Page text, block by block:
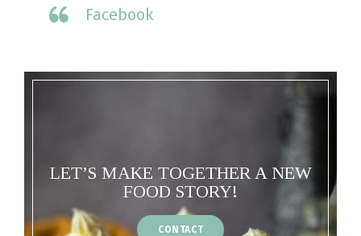
Facebook
LET’S MAKE TOGETHER A NEW
FOOD STORY!
CONTACT